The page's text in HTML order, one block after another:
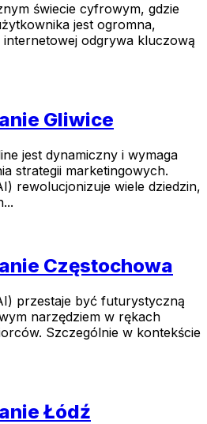
świecie cyfrowym, gdzie
jest ogromna,
odgrywa kluczową
Gliwice
jest dynamiczny i wymaga
strategii marketingowych.
rewolucjonizuje wiele dziedzin,
Częstochowa
przestaje być futurystyczną
narzędziem w rękach
Szczególnie w kontekście
Łódź